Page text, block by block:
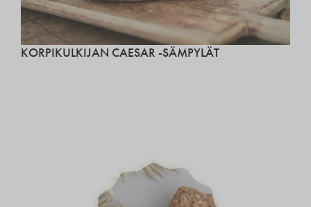
KORPIKULKIJAN CAESAR -SÄMPYLÄT